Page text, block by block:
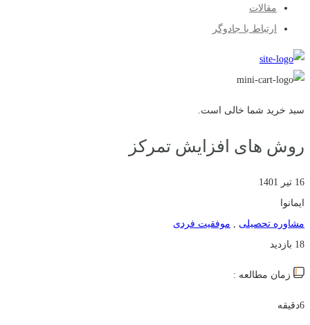
مقالات
ارتباط با جادوگر
سبد خرید شما خالی است.
روش های افزایش تمرکز
16 تیر 1401
ایمانوا
مشاوره تحصیلی
موفقیت فردی
18 بازدید
زمان مطالعه :
6دقیقه